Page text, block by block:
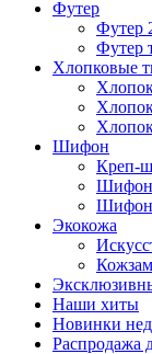
Футер
Футер
Футер
Хлопковые
Шифон
Креп-
Шифон
Шифон
Экокожа
Наши хиты
Новинки
Распродажа